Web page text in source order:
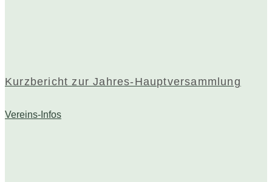
Kurzbericht zur Jahres-Hauptversammlung
Vereins-Infos